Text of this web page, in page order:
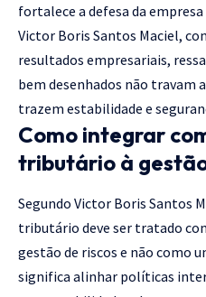
fortalece a defesa da
Victor Boris Santos Maciel,
resultados empresariais,
bem desenhados não travam
trazem estabilidade e
Como integrar
tributário à
Segundo Victor Boris Santos
tributário deve ser tratado
gestão de riscos e não como
significa alinhar políticas